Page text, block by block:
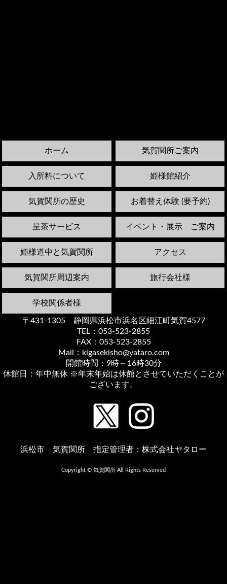
ホーム 気賀関所ご案内
入所料について 姫様館紹介
気賀関所の歴史 お着替え体験 (要予約)
呈茶サービス イベント・展示 ご案内
姫様道中と気賀関所 アクセス
気賀関所周辺案内 旅行会社様
学校関係者様
〒431-1305 静岡県浜松市浜名区細江町気賀4577
TEL：053-523-2855
FAX：053-523-2855
Mail：kigasekisho@yataro.com
開館時間：9時～16時30分
休館日：年中無休 ※年末年始は休館とさせていただくことが
ございます。
浜松市 気賀関所 指定管理者：株式会社ヤタロー
Copyright © 気賀関所 All Rights Reserved